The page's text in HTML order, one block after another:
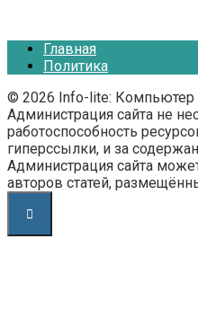
Главная
Политика
© 2026 Info-lite:
Администрация сайта не
работоспособность
гиперссылки, и за
Администрация сайта
авторов статей,